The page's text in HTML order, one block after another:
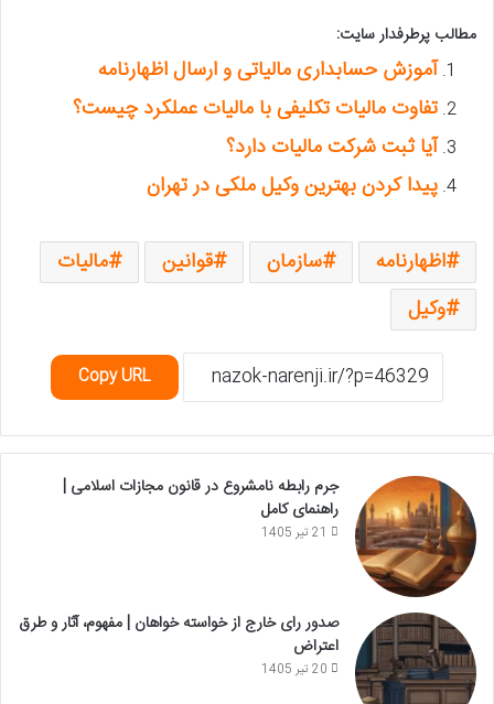
مطالب پرطرفدار سایت:
آموزش حسابداری مالیاتی و ارسال اظهارنامه
تفاوت مالیات تکلیفی با مالیات عملکرد چیست؟
آیا ثبت شرکت مالیات دارد؟
پیدا کردن بهترین وکیل ملکی در تهران
اظهارنامه سازمان قوانین
مالیات
وکیل
Copy URL
جرم رابطه نامشروع در قانون مجازات اسلامی |
راهنمای کامل
21 تیر 1405
صدور رای خارج از خواسته خواهان | مفهوم، آثار و طرق
اعتراض
20 تیر 1405